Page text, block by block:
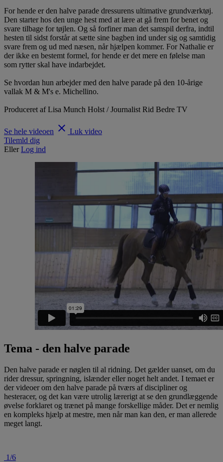
For hende er den halve parade dressurens ultimative grundværktøj.
Den starter hos den unge hest med at lære at gå frem for benet og
svare tilbage for tøjlen. Og så forfiner man det samspil derfra, indtil
hesten til sidst forstår at sætte sine bagben ind under sig og samtidig
svare frem og ud med næsen, når hjælpen kommer. For Nathalie er
der ikke en bestemt formel, for hende er det mere en følelse man
som rytter skal have indarbejdet.
Se hvordan hun arbejder med den halve parade på den 10-årige
vallak M & M's e. Michellino.
Produceret af Lisa Munch Holst / Journalist Rid Bedre TV
Se hele videoen clear Luk video
Tilemld dig
EllerLog ind
Tema - den halve parade
Den halve parade er nøglen til al ridning. Det gælder uanset, om du
rider dressur, springning, islænder eller noget helt andet. I temaet er
der videoer om den halve parade på tværs af discipliner og
hesteracer, og det kan være utrolig lærerigt at se den grundlæggende
øvelse forklaret og trænet på mange forskellige måder. Det er nemlig
en kompleks hjælp at mestre, men når man kan den, er man allerede
meget langt.
1/6